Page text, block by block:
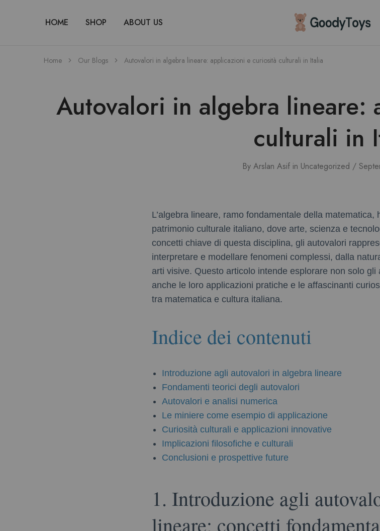
HOME SHOP ABOUT US Children
Toys
Home Our Blogs Autovalori in algebra lineare: applicazioni e curiosità culturali in Italia
Autovalori in algebra lineare:
culturali in
By Arslan Asif in Uncategorized
L’algebra lineare, ramo fondamentale della matematica,
patrimonio culturale italiano, dove arte, scienza e
concetti chiave di questa disciplina, gli autovalori
interpretare e modellare fenomeni complessi, dalla
arti visive. Questo articolo intende esplorare non solo
anche le loro applicazioni pratiche e le affascinanti
tra matematica e cultura italiana.
Indice dei contenuti
Introduzione agli autovalori in algebra lineare
Fondamenti teorici degli autovalori
Autovalori e analisi numerica
Le miniere come esempio di applicazione
Curiosità culturali e applicazioni innovative
Implicazioni filosofiche e culturali
Conclusioni e prospettive future
1. Introduzione agli
lineare: concetti